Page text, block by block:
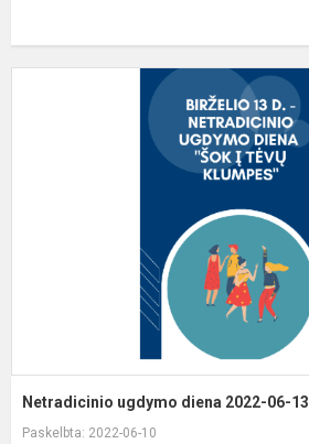
Netradicinio ugdymo diena 2022-06-13
Paskelbta: 2022-06-10